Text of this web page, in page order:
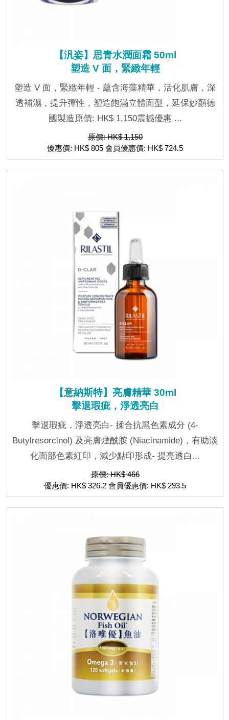
【汎姿】思青水潤面霜 50ml
塑造 V 面，緊緻年輕
塑造 V 面，緊緻年輕 - 蘊含海藻精華，活化肌膚，深
透補濕，提升彈性，塑造飽滿立體面型，延保妙顏德
國製造原價: HK$ 1,150震撼優惠 ...
原價: HK$ 1,150
優惠價: HK$ 805 會員優惠價: HK$ 724.5
【意納斯特】亮膚精華 30ml
擊退瑕疵，淨透亮白
擊退瑕疵，淨透亮白- 揉合抗黑色素成分 (4-
Butylresorcinol) 及亮膚煙酰胺 (Niacinamide)，有助淡
化面部色素紅印，減少點印形成- 提亮透白...
原價: HK$ 466
優惠價: HK$ 326.2 會員優惠價: HK$ 293.5